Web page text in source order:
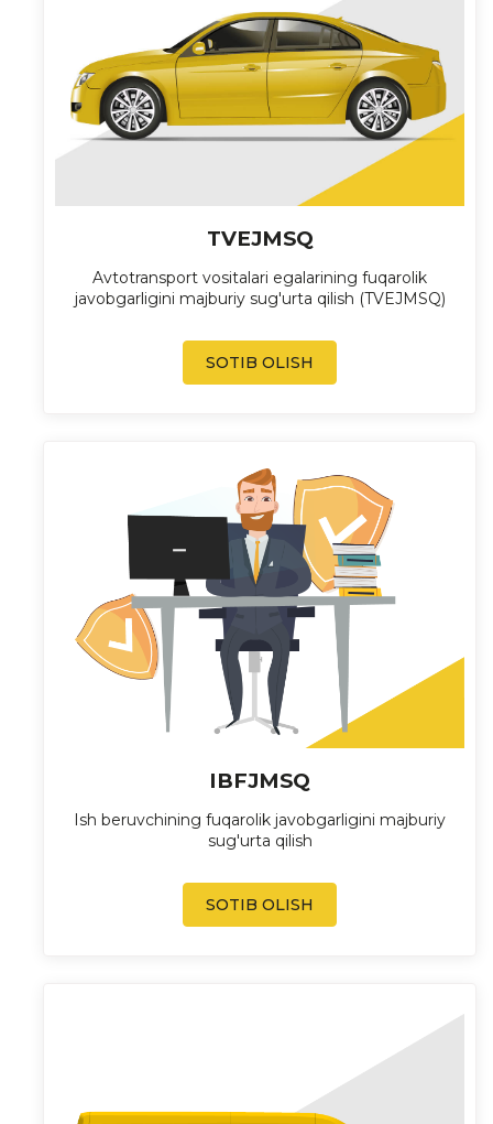
TVEJMSQ
Avtotransport vositalari egalarining fuqarolik
javobgarligini majburiy sug'urta qilish (TVEJMSQ)
SOTIB OLISH
IBFJMSQ
Ish beruvchining fuqarolik javobgarligini majburiy
sug'urta qilish
SOTIB OLISH